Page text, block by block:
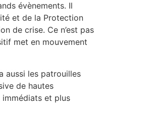
évènements. Il
et de la Protection
de crise. Ce n’est pas
met en mouvement
aussi les patrouilles
de hautes
et plus